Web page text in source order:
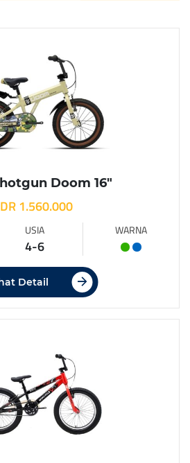
Doom 16″
1.560.000
USIA
4-6
WARNA
Detail